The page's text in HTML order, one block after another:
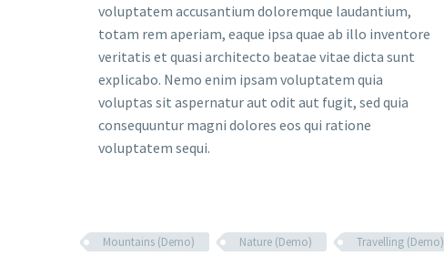
voluptatem accusantium doloremque laudantium,
totam rem aperiam, eaque ipsa quae ab illo inventore
veritatis et quasi architecto beatae vitae dicta sunt
explicabo. Nemo enim ipsam voluptatem quia
voluptas sit aspernatur aut odit aut fugit, sed quia
consequuntur magni dolores eos qui ratione
voluptatem sequi.
Mountains (Demo) Nature (Demo) Travelling (Demo)